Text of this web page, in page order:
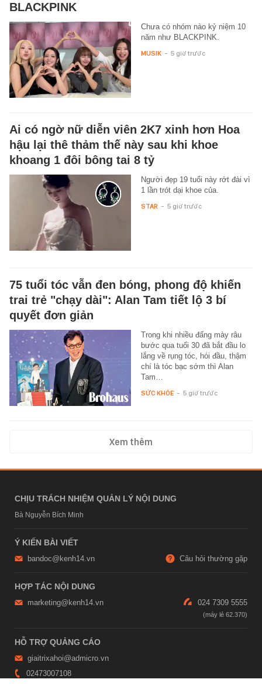
BLACKPINK
Chưa có nhóm nào kỷ niệm 10
năm như BLACKPINK.
MUSIK - 5 giờ trước
Ai có ngờ nữ diễn viên 2K7 xinh hơn Hoa
hậu lại thê thảm thế này sau khi khoe
khoang 1 đôi bông tai 8 tỷ
Người đẹp 19 tuổi này rớt đài vì
1 lần trót dại khoe của.
STAR - 5 giờ trước
75 tuổi tóc vẫn đen bóng, phong độ khiến
trai trẻ "chạy dài": Alan Tam tiết lộ 3 bí
quyết đơn giản
Trong khi nhiều đấng mày râu
bước qua tuổi 30 đã bắt đầu lo
lắng về rụng tóc, hói đầu, thậm
chí là tóc bạc sớm thì Alan
Tam…
SỨC KHỎE - 5 giờ trước
Xem thêm
CHỊU TRÁCH NHIỆM QUẢN LÝ NỘI DUNG
Bà Nguyễn Bích Minh
Ý KIẾN BÀI VIẾT
bandoc@kenh14.vn Câu hỏi thường gặp
HỢP TÁC NỘI DUNG
marketing@kenh14.vn 024 7309 5555
HỖ TRỢ QUẢNG CÁO
giaitrixahoi@admicro.vn
02473007108